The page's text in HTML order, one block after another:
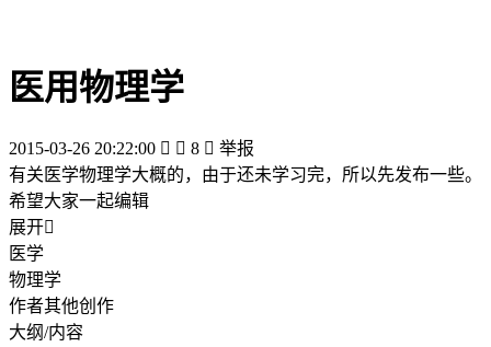
医用物理学
2015-03-26 20:22:00   8  举报
有关医学物理学大概的，由于还未学习完，所以先发布一些。
希望大家一起编辑
展开
医学
物理学
作者其他创作
大纲/内容